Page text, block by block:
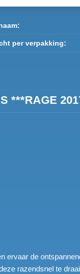
per verpakking:
***RAGE
ervaar de
razendsnel te